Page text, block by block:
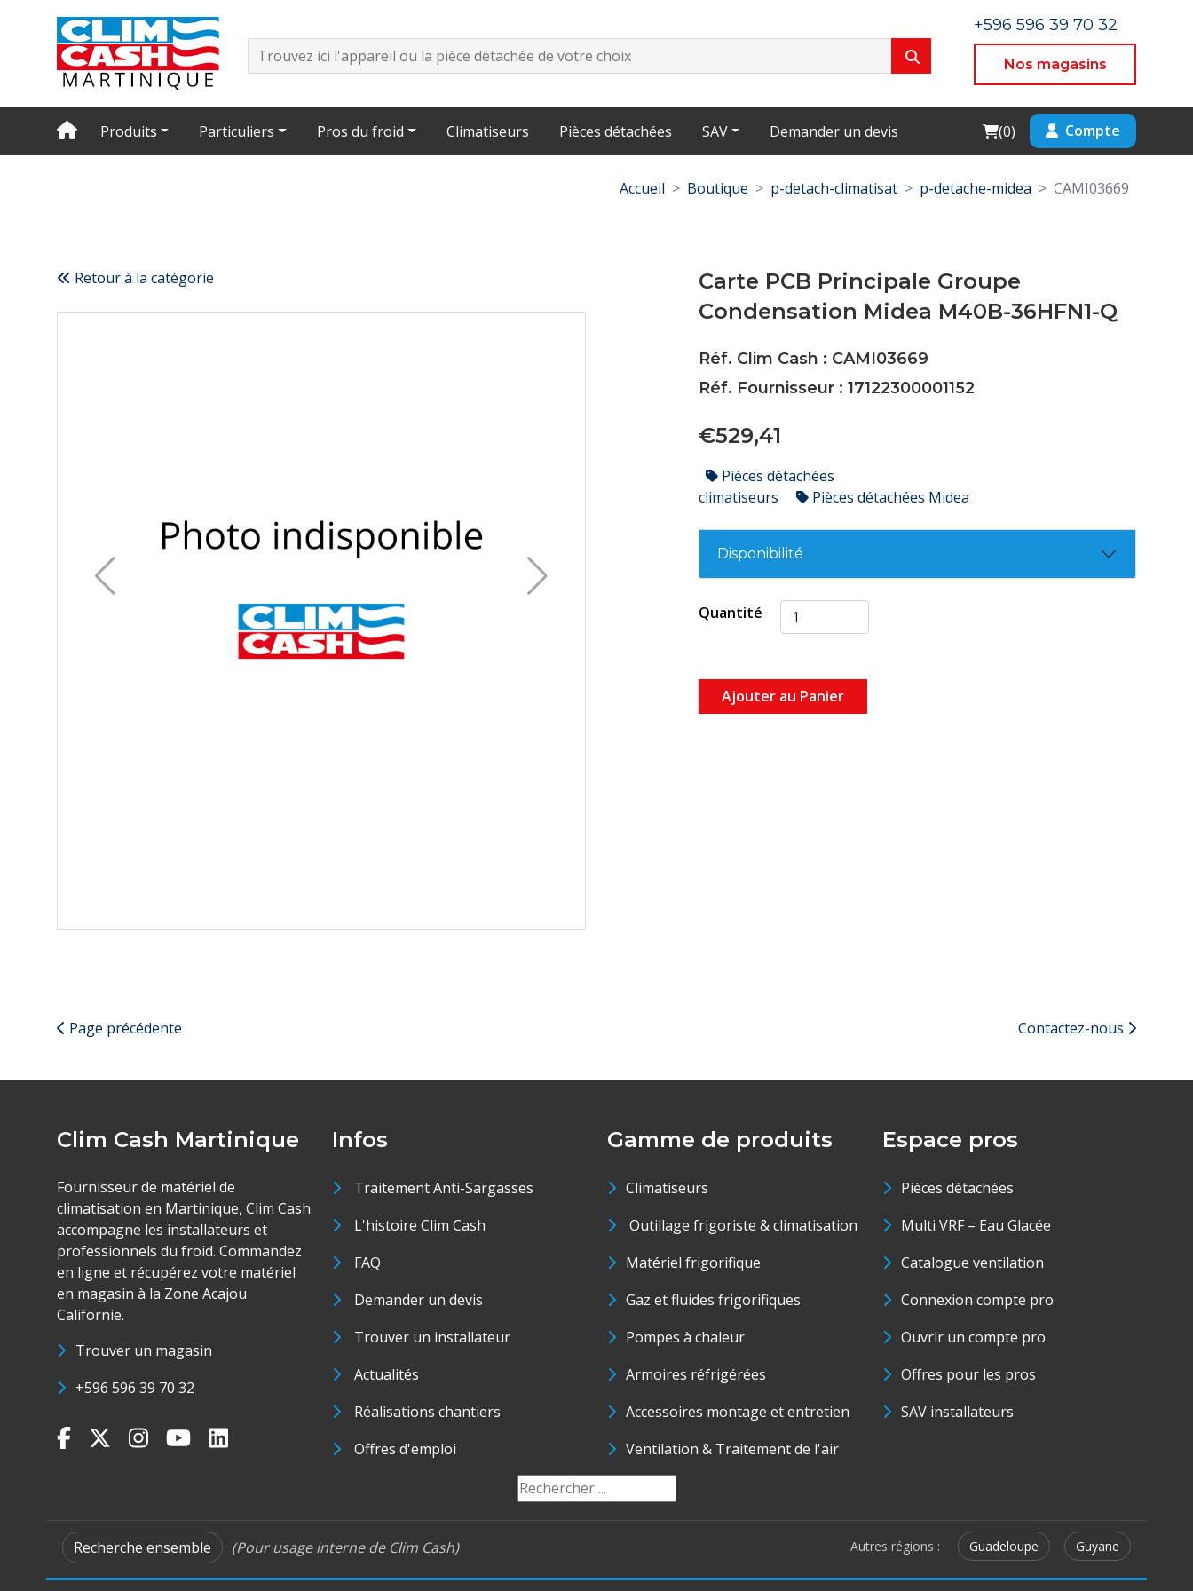
+596 596 39 70 32
Nos magasins
Produits Particuliers Pros du froid Climatiseurs Pièces détachées SAV Demander un devis Cart
(0) Compte
Accueil Boutique p-detach-climatisat p-detache-midea CAMI03669
Retour à la catégorie
Carte PCB Principale Groupe
Condensation Midea M40B-36HFN1-Q
Réf. Clim Cash : CAMI03669
Réf. Fournisseur : 17122300001152
€529,41
Pièces détachées
climatiseurs
Pièces détachées Midea
Disponibilité
Quantité
Ajouter au Panier
Page précédente Contactez-nous
Clim Cash Martinique
Fournisseur de matériel de
climatisation en Martinique, Clim Cash
accompagne les installateurs et
professionnels du froid. Commandez
en ligne et récupérez votre matériel
en magasin à la Zone Acajou
Californie.
Trouver un magasin
+596 596 39 70 32
Infos
Traitement Anti-Sargasses
L'histoire Clim Cash
FAQ
Demander un devis
Trouver un installateur
Actualités
Réalisations chantiers
Offres d'emploi
Gamme de produits
Climatiseurs
Outillage frigoriste & climatisation
Matériel frigorifique
Gaz et fluides frigorifiques
Pompes à chaleur
Armoires réfrigérées
Accessoires montage et entretien
Ventilation & Traitement de l'air
Espace pros
Pièces détachées
Multi VRF – Eau Glacée
Catalogue ventilation
Connexion compte pro
Ouvrir un compte pro
Offres pour les pros
SAV installateurs
Recherche ensemble (Pour usage interne de Clim Cash) Autres régions : Guadeloupe Guyane